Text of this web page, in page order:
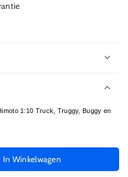
1:10 Truck, Truggy, Buggy en
In Winkelwagen